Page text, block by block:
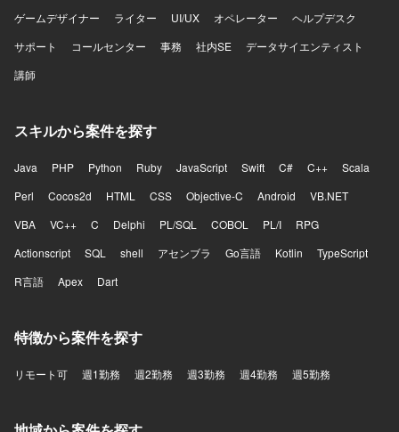
ゲームデザイナー
ライター UI/UX オペレーター
ヘルプデスク
サポート
コールセンター 事務 社内SE
データサイエンティスト
講師
スキルから案件を探す
Java PHP Python Ruby JavaScript Swift C# C++
Scala
Perl
Cocos2d HTML CSS Objective-C Android
VB.NET
VBA
VC++ C Delphi PL/SQL COBOL PL/I
RPG
Actionscript
SQL shell アセンブラ Go言語 Kotlin
TypeScript
R言語
Apex Dart
特徴から案件を探す
リモート可 週1勤務 週2勤務 週3勤務 週4勤務 週5勤務